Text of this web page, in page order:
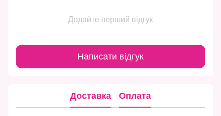
Додайте перший відгук
Написати відгук
Доставка Оплата